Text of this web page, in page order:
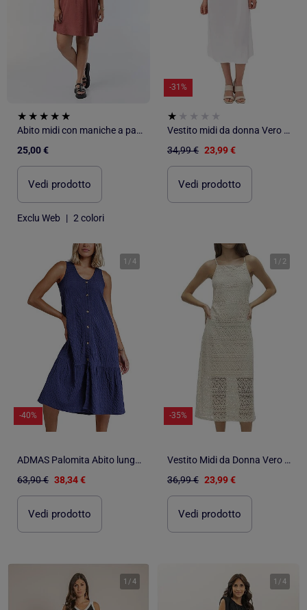
Abito midi con maniche a palloncino
25,00 €
Vedi prodotto
Exclu Web | 2 colori
-31%
Vestito midi da donna Vero Moda
34,99 € 23,99 €
Vedi prodotto
1 /4
-40%
ADMAS Palomita Abito lungo da donna
63,90 € 38,34 €
Vedi prodotto
1 / 2
-35%
Vestito Midi da Donna Vero Moda
36,99 € 23,99 €
Vedi prodotto
1 /4 1 /4